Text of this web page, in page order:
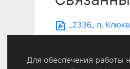
_2336_ п.
Политика
Для обеспечения работы